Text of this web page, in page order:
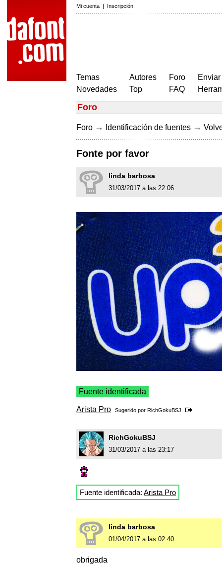
Mi cuenta | Inscripción
Temas
Novedades
Autores
Top
Foro
FAQ
Foro
Foro → Identificación de fuentes →
Fonte por favor
linda barbosa
31/03/2017 a las 22:06
Fuente identificada
Arista Pro Sugerido por RichGokuBSJ
RichGokuBSJ
31/03/2017 a las 23:17
Fuente identificada: Arista Pro
linda barbosa
01/04/2017 a las 02:40
obrigada